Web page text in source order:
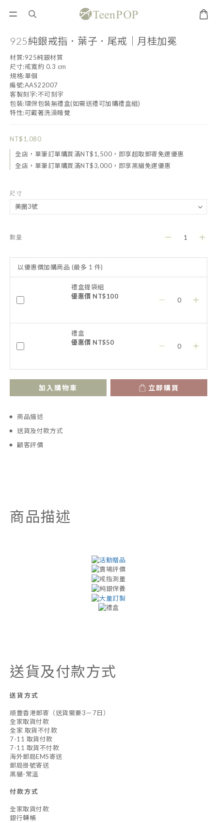
925純銀戒指．葉子．尾戒｜月桂加冕
材質:925純銀材質
尺寸:戒寬約 0.3 cm
規格:單個
編號:AAS22007
客製刻字:不可刻字
包裝:環保包裝無禮盒(如需送禮可加購禮盒組)
特性:可戴著洗澡睡覺
NT$1,080
全店，單筆訂單購買滿NT$1,500，即享超取郵寄免運優惠
全店，單筆訂單購買滿NT$3,000，即享黑貓免運優惠
尺寸
數量
以優惠價加購商品 (最多 1 件)
禮盒提袋組
優惠價 NT$100
禮盒
優惠價 NT$50
加入購物車 立即購買
商品描述
送貨及付款方式
顧客評價
商品描述
送貨及付款方式
送貨方式
順豐香港郵寄（送貨需要3－7日）
全家取貨付款
全家 取貨不付款
7-11 取貨付款
7-11 取貨不付款
海外郵局EMS寄送
郵局掛號寄送
黑貓-常溫
付款方式
全家取貨付款
銀行轉帳